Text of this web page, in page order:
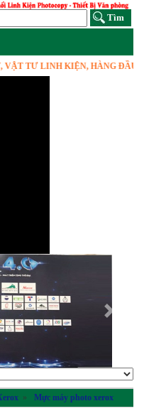
TƯ LINH KIỆN, HÀNG ĐẦU VIỆT
Next
» Mực máy photo xerox